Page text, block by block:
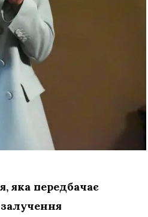
яка передбачає